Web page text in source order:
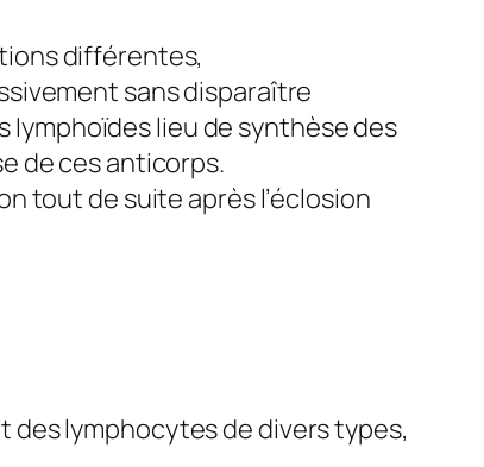
différentes,
sans disparaître
lieu de synthèse des
de ces anticorps.
tout de suite après l’éclosion
lymphocytes de divers types,